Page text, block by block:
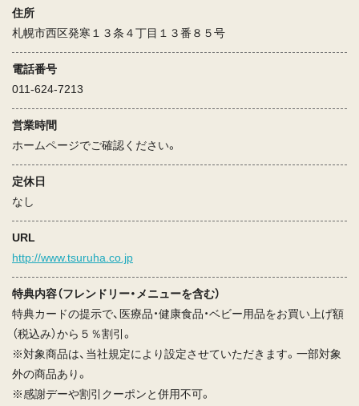
住所
札幌市西区発寒１３条４丁目１３番８５号
電話番号
011-624-7213
営業時間
ホームページでご確認ください。
定休日
なし
URL
http://www.tsuruha.co.jp
特典内容（フレンドリー・メニューを含む）
特典カードの提示で、医療品・健康食品・ベビー用品をお買い上げ額
（税込み）から５％割引。
※対象商品は、当社規定により設定させていただきます。一部対象
外の商品あり。
※感謝デーや割引クーポンと併用不可。